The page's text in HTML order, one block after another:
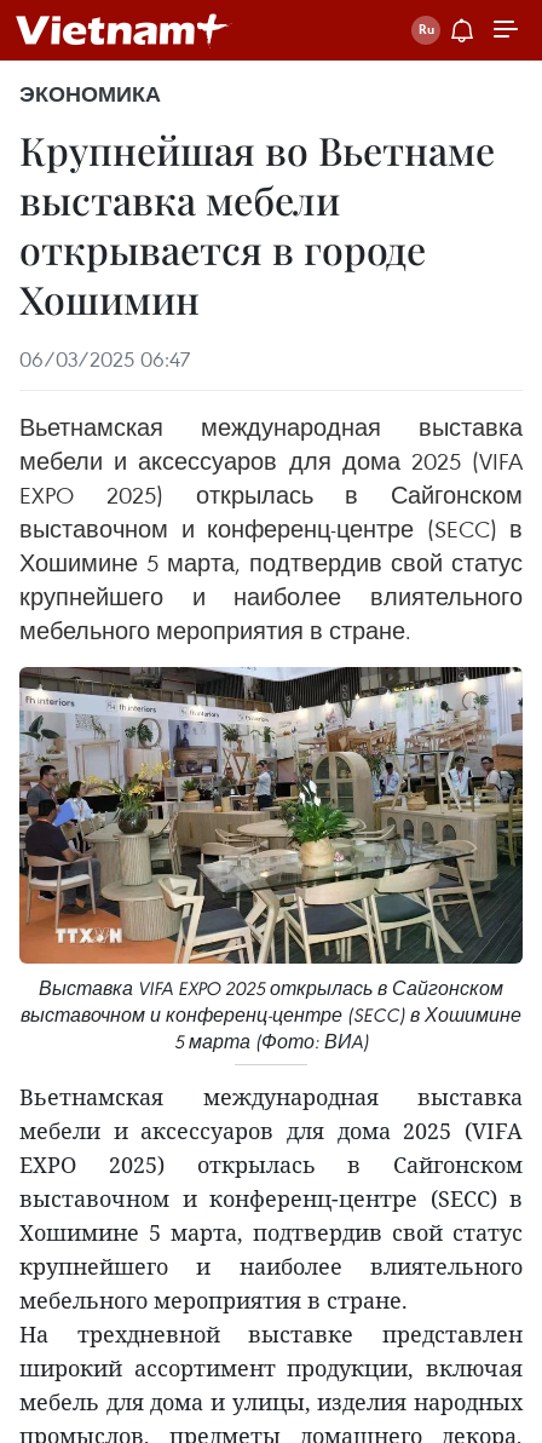
ЭКОНОМИКА
Крупнейшая во Вьетнаме
выставка мебели
открывается в городе
Хошимин
06/03/2025 06:47
Вьетнамская международная выставка
мебели и аксессуаров для дома 2025 (VIFA
EXPO 2025) открылась в Сайгонском
выставочном и конференц-центре (SECC) в
Хошимине 5 марта, подтвердив свой статус
крупнейшего и наиболее влиятельного
мебельного мероприятия в стране.
Выставка VIFA EXPO 2025 открылась в Сайгонском
выставочном и конференц-центре (SECC) в Хошимине
5 марта (Фото: ВИA)
Вьетнамская международная выставка
мебели и аксессуаров для дома 2025 (VIFA
EXPO 2025) открылась в Сайгонском
выставочном и конференц-центре (SECC) в
Хошимине 5 марта, подтвердив свой статус
крупнейшего и наиболее влиятельного
мебельного мероприятия в стране.
На трехдневной выставке представлен
широкий ассортимент продукции, включая
мебель для дома и улицы, изделия народных
промыслов, предметы домашнего декора,